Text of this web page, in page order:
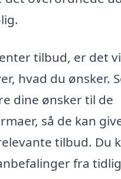
tilbud, er det
hvad du ønsker.
dine ønsker til de
så de kan
tilbud. Du
fra